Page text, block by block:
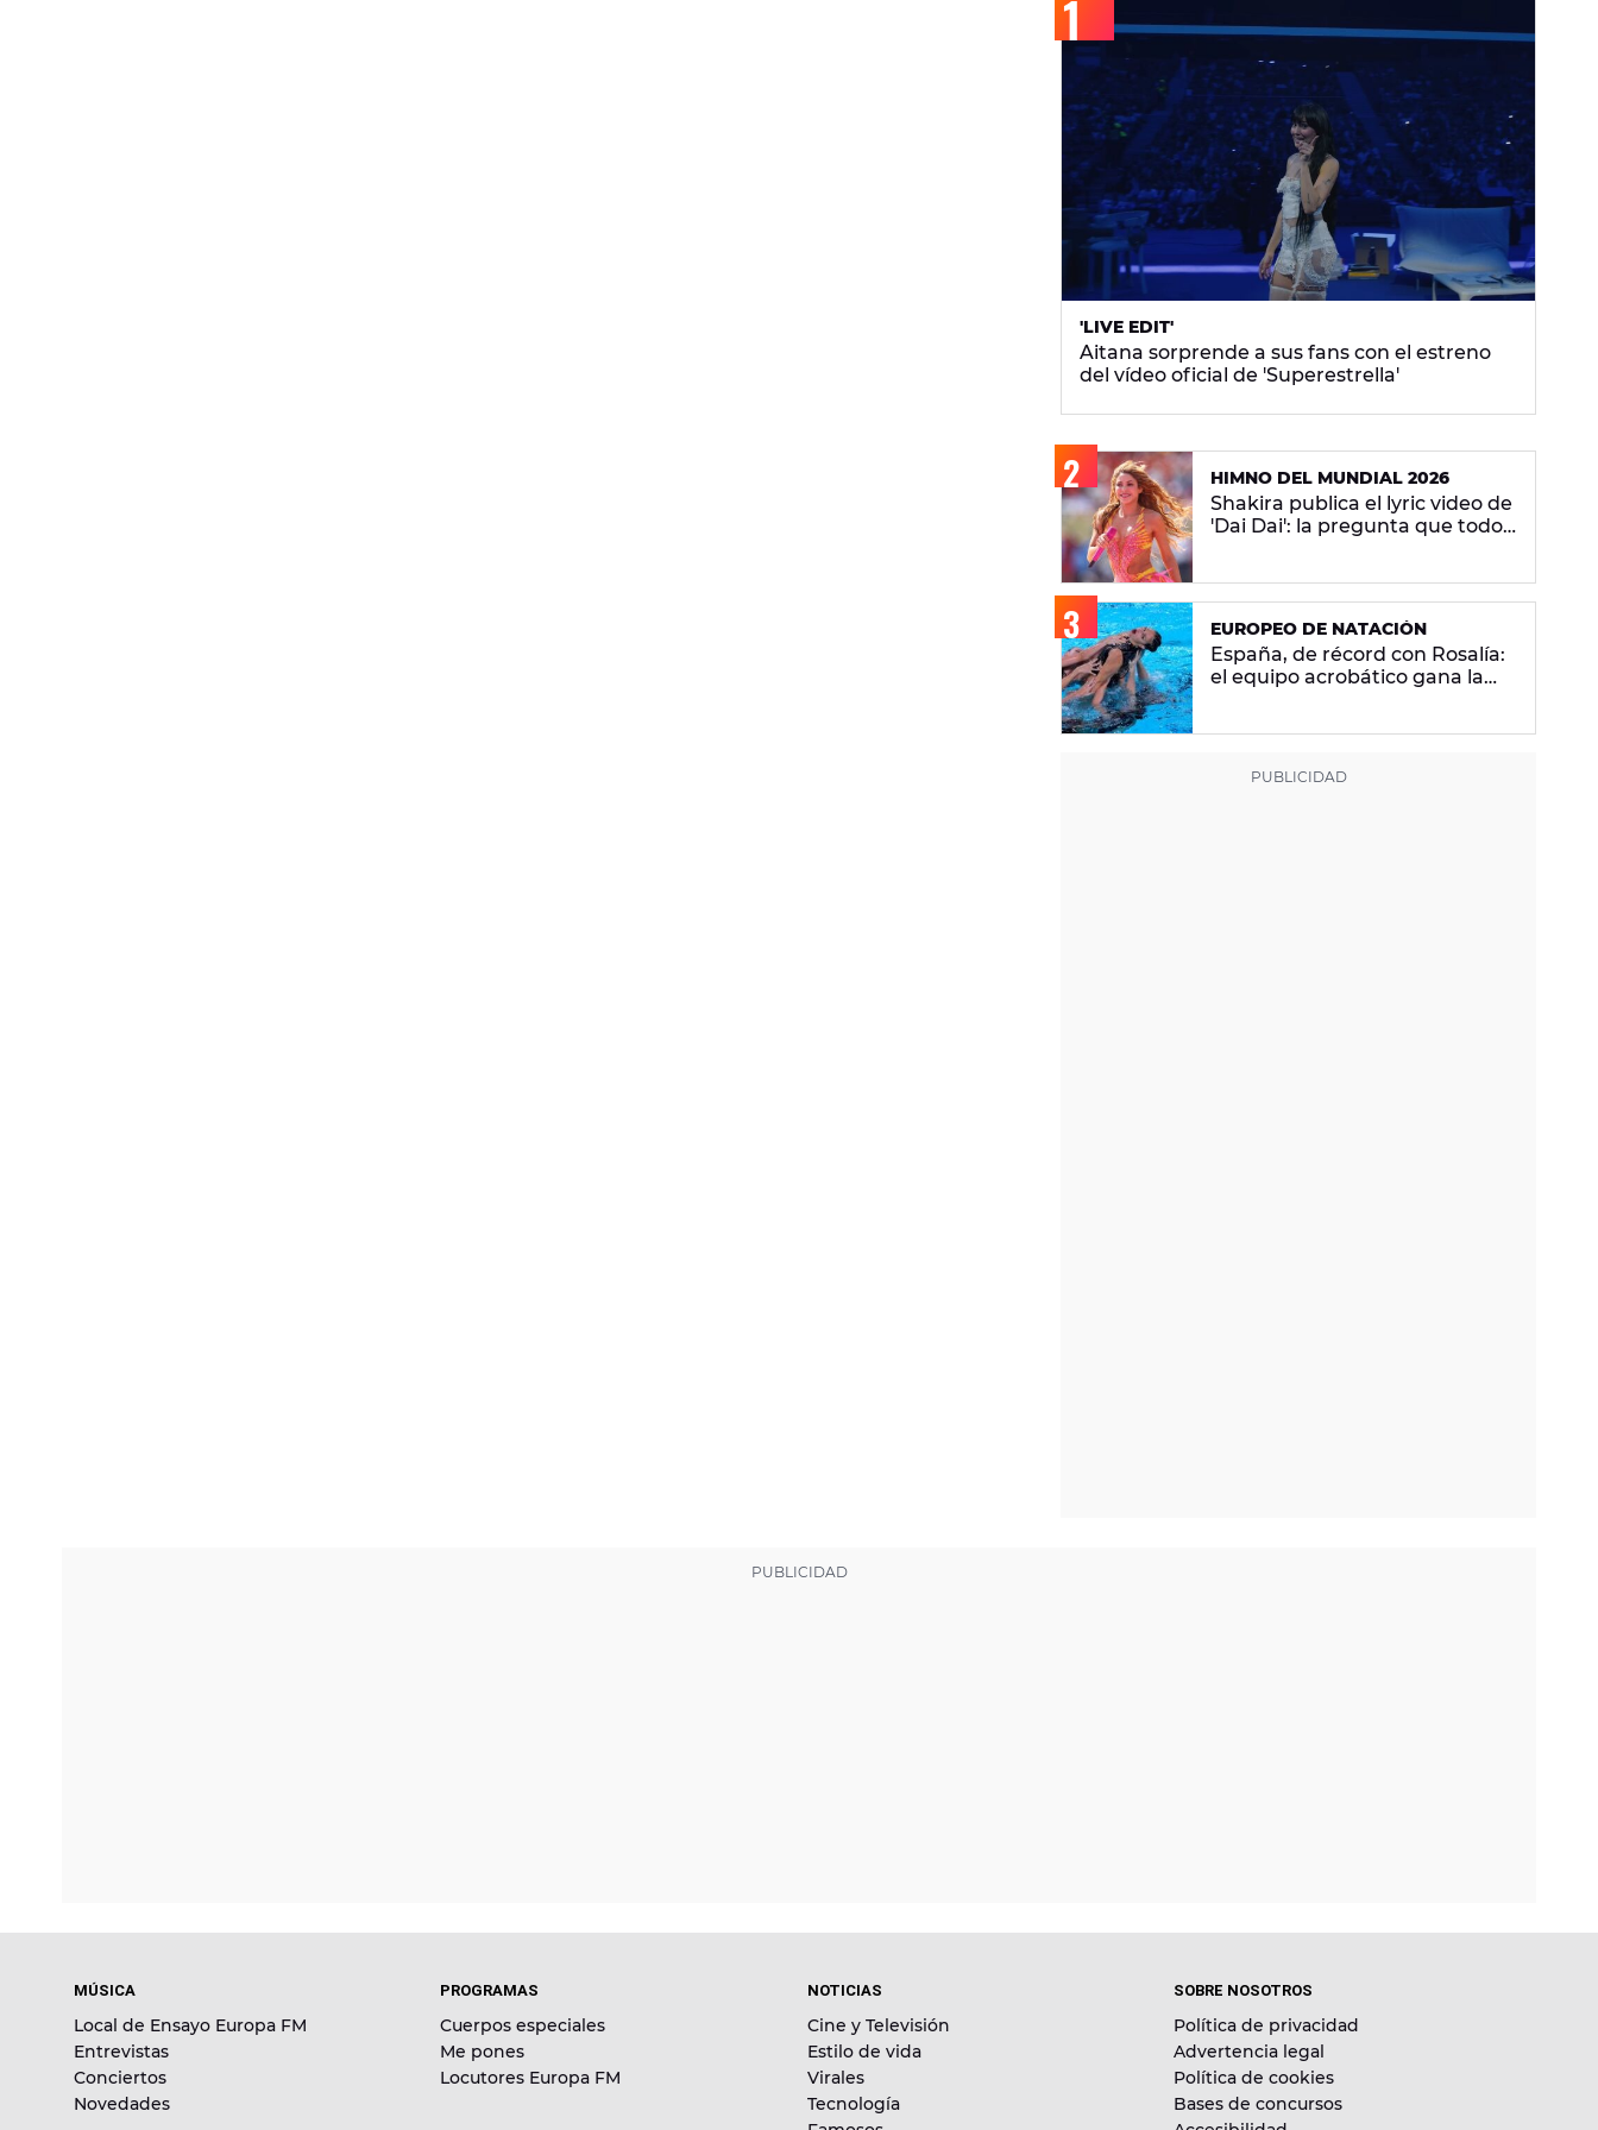
'LIVE EDIT'
Aitana sorprende a sus fans con el estreno
del vídeo oficial de 'Superestrella'
HIMNO DEL MUNDIAL 2026
Shakira publica el lyric video de
'Dai Dai': la pregunta que todos
EUROPEO DE NATACIÓN
España, de récord con Rosalía:
el equipo acrobático gana la
MÚSICA
Local de Ensayo Europa FM
Entrevistas
Conciertos
Novedades
PROGRAMAS
Cuerpos especiales
Me pones
Locutores Europa FM
NOTICIAS
Cine y Televisión
Estilo de vida
Virales
Tecnología
SOBRE NOSOTROS
Política de privacidad
Advertencia legal
Política de cookies
Bases de concursos